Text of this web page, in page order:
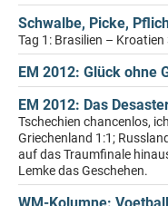
Schwalbe, Picke,
Tag 1: Brasilien – Kroatien
EM 2012: Glück ohne
EM 2012: Das
Tschechien chancenlos,
Griechenland 1:1;
auf das Traumfinale
Lemke das Geschehen.